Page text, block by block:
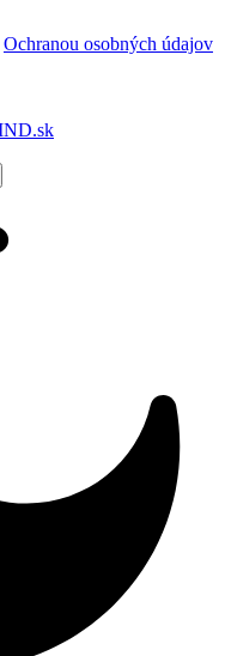
Ochranou osobných údajov